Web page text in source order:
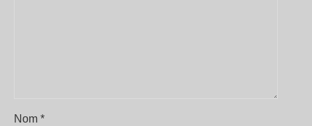
Nom *